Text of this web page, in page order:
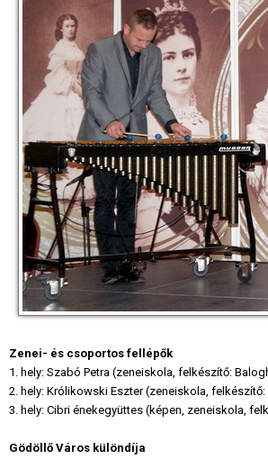
Zenei- és csoportos fellépők
1. hely: Szabó Petra (zeneiskola, felkészítő:
2. hely: Królikowski Eszter (zeneiskola,
3. hely: Cibri énekegyüttes (képen, zeneiskola,
Gödöllő Város különdíja